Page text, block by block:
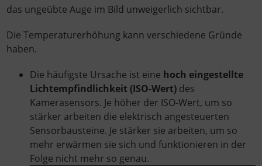
das ungeübte Auge im Bild unweigerlich sichtbar.
Die Temperaturerhöhung kann verschiedene Gründe
haben.
Die häufigste Ursache ist eine hoch eingestellte
Lichtempfindlichkeit (ISO-Wert) des
Kamerasensors. Je höher der ISO-Wert, um so
stärker arbeiten die elektrisch angesteuerten
Sensorbausteine. Je stärker sie arbeiten, um so
mehr erwärmen sie sich und funktionieren in der
Folge nicht mehr so genau.